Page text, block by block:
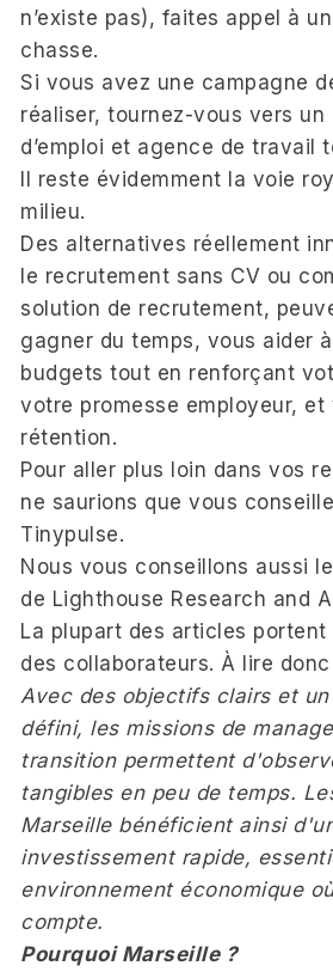
n’existe pas), faites appel à
chasse.
Si vous avez une campagne
réaliser, tournez-vous vers un
d’emploi et agence de travail
Il reste évidemment la voie
milieu.
Des alternatives réellement
le recrutement sans CV ou
solution de recrutement,
gagner du temps, vous aider
budgets tout en renforçant
votre promesse employeur,
rétention.
Pour aller plus loin dans vos
ne saurions que vous
Tinypulse.
Nous vous conseillons aussi
de Lighthouse Research and
La plupart des articles portent
des collaborateurs. À lire
Avec des objectifs clairs et
défini, les missions de
transition permettent
tangibles en peu de temps.
Marseille bénéficient ainsi
investissement rapide,
environnement économique
compte.
Pourquoi Marseille ?